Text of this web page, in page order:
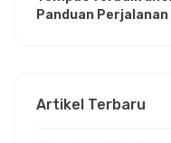
Panduan
Artikel Terbaru